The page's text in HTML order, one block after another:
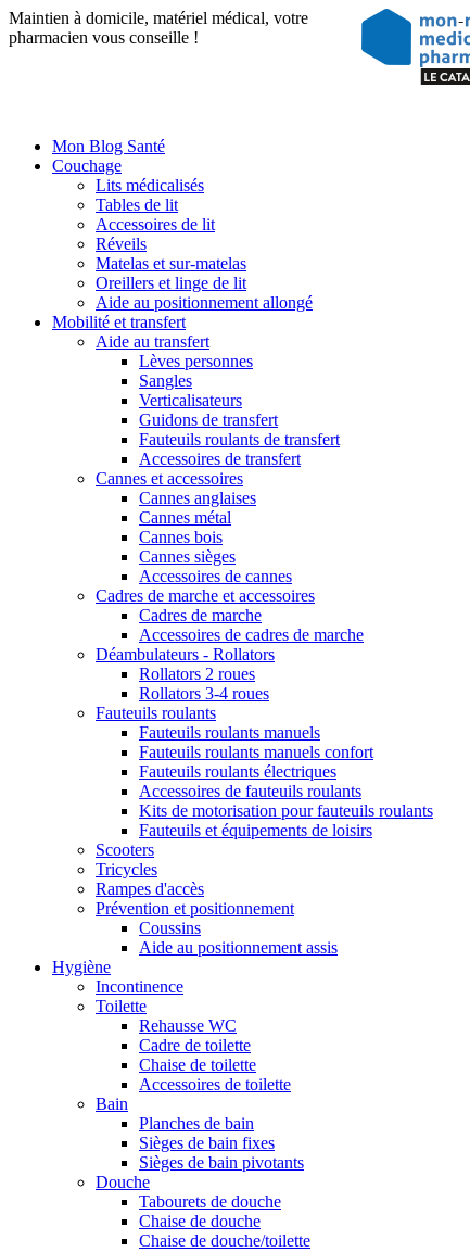
Maintien à domicile, matériel médical, votre
pharmacien vous conseille !
Mon Blog Santé
Couchage
Lits médicalisés
Tables de lit
Accessoires de lit
Réveils
Matelas et sur-matelas
Oreillers et linge de lit
Aide au positionnement allongé
Mobilité et transfert
Aide au transfert
Lèves personnes
Sangles
Verticalisateurs
Guidons de transfert
Fauteuils roulants de transfert
Accessoires de transfert
Cannes et accessoires
Cannes anglaises
Cannes métal
Cannes bois
Cannes sièges
Accessoires de cannes
Cadres de marche et accessoires
Cadres de marche
Accessoires de cadres de marche
Déambulateurs - Rollators
Rollators 2 roues
Rollators 3-4 roues
Fauteuils roulants
Fauteuils roulants manuels
Fauteuils roulants manuels confort
Fauteuils roulants électriques
Accessoires de fauteuils roulants
Kits de motorisation pour fauteuils roulants
Fauteuils et équipements de loisirs
Scooters
Tricycles
Rampes d'accès
Prévention et positionnement
Coussins
Aide au positionnement assis
Hygiène
Incontinence
Toilette
Rehausse WC
Cadre de toilette
Chaise de toilette
Accessoires de toilette
Bain
Planches de bain
Sièges de bain fixes
Sièges de bain pivotants
Douche
Tabourets de douche
Chaise de douche
Chaise de douche/toilette